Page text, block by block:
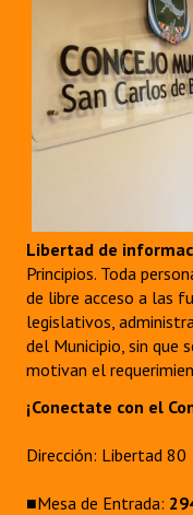
Libertad de
Principios. Toda
de libre acceso a las
legislativos,
del Municipio, sin que
motivan el
¡Conectate con el
Dirección: Libertad 80
■Mesa de Entrada: